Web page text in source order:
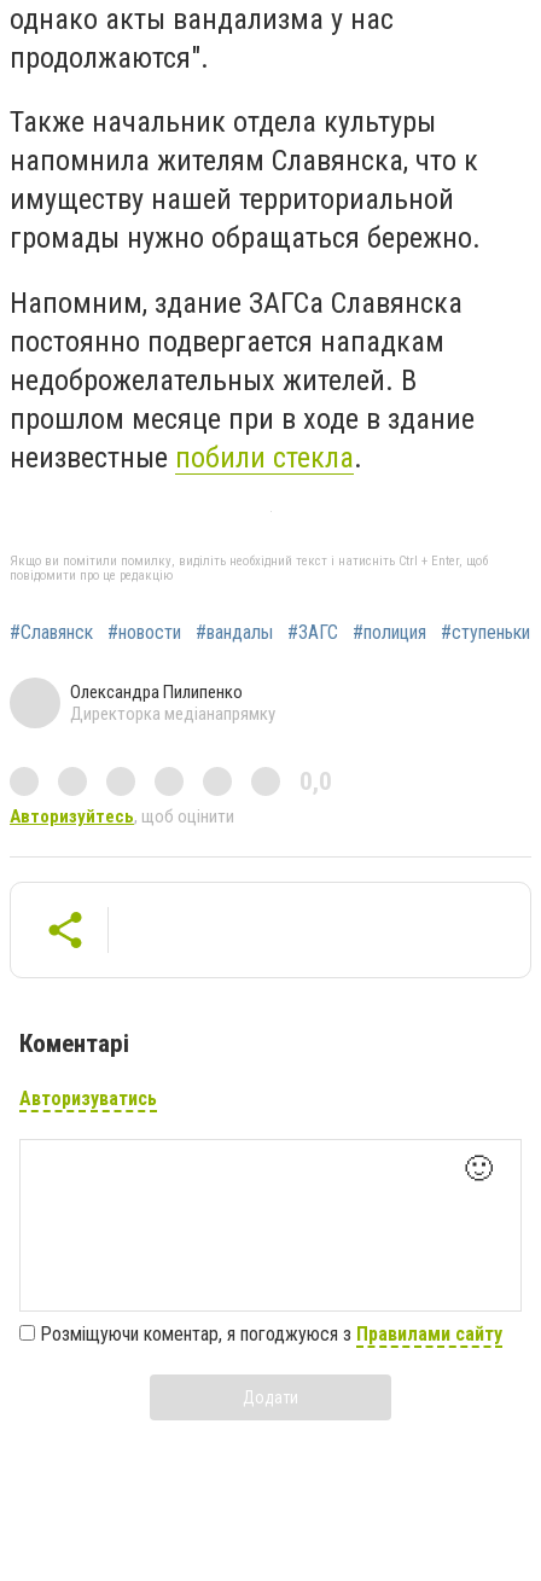
однако акты вандализма у нас
продолжаются".
Также начальник отдела культуры
напомнила жителям Славянска, что к
имуществу нашей территориальной
громады нужно обращаться бережно.
Напомним, здание ЗАГСа Славянска
постоянно подвергается нападкам
недоброжелательных жителей. В
прошлом месяце при в ходе в здание
неизвестные побили стекла.
Якщо ви помітили помилку, виділіть необхідний текст і натисніть Ctrl + Enter, щоб
повідомити про це редакцію
#Славянск #новости #вандалы #ЗАГС #полиция #ступеньки
Олександра Пилипенко
Директорка медіанапрямку
0,0
Авторизуйтесь, щоб оцінити
Коментарі
Авторизуватись
🙂
Розміщуючи коментар, я погоджуюся з Правилами сайту
Додати